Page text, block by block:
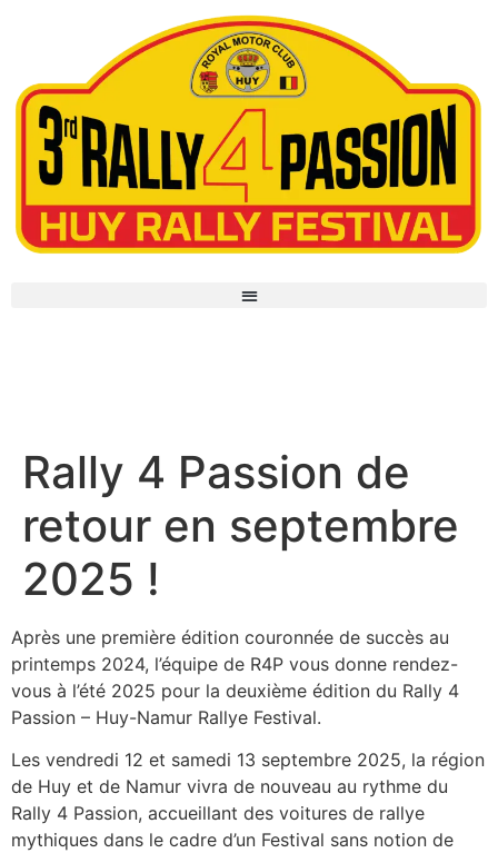
Rally 4 Passion de
retour en septembre
2025 !
Après une première édition couronnée de succès au
printemps 2024, l’équipe de R4P vous donne rendez-
vous à l’été 2025 pour la deuxième édition du Rally 4
Passion – Huy-Namur Rallye Festival.
Les vendredi 12 et samedi 13 septembre 2025, la région
de Huy et de Namur vivra de nouveau au rythme du
Rally 4 Passion, accueillant des voitures de rallye
mythiques dans le cadre d’un Festival sans notion de